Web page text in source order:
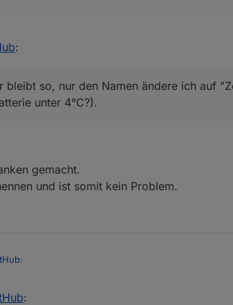
:
so, nur den Namen ändere ich auf
unter 4°C?).
gemacht.
und ist somit kein Problem.
:
bleibt so, nur den Namen ändere ich auf
: